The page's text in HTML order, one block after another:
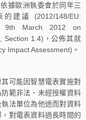
據歐洲執委會於同年三
建議 (2012/148/EU:
9th March 2012 on
Section 1.4)，公佈其就
Impact Assessment)。
可能因智慧電表實施對
範非法、未經授權資料
法單位為他途而對資料
對電表資料過長時間的